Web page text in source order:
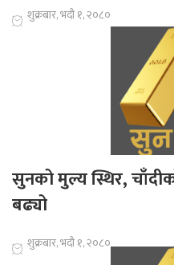
शुक्रबार, भदौ १, २०८०
सुनको मुल्य स्थिर,
बढ्यो
शुक्रबार, भदौ १, २०८०